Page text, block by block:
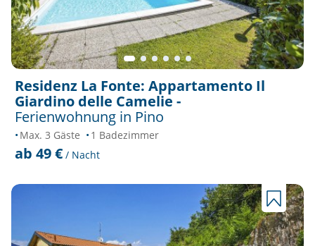
Residenz La Fonte: Appartamento Il
Giardino delle Camelie -
Ferienwohnung in Pino
Max. 3 Gäste 1 Badezimmer
ab 49 € / Nacht